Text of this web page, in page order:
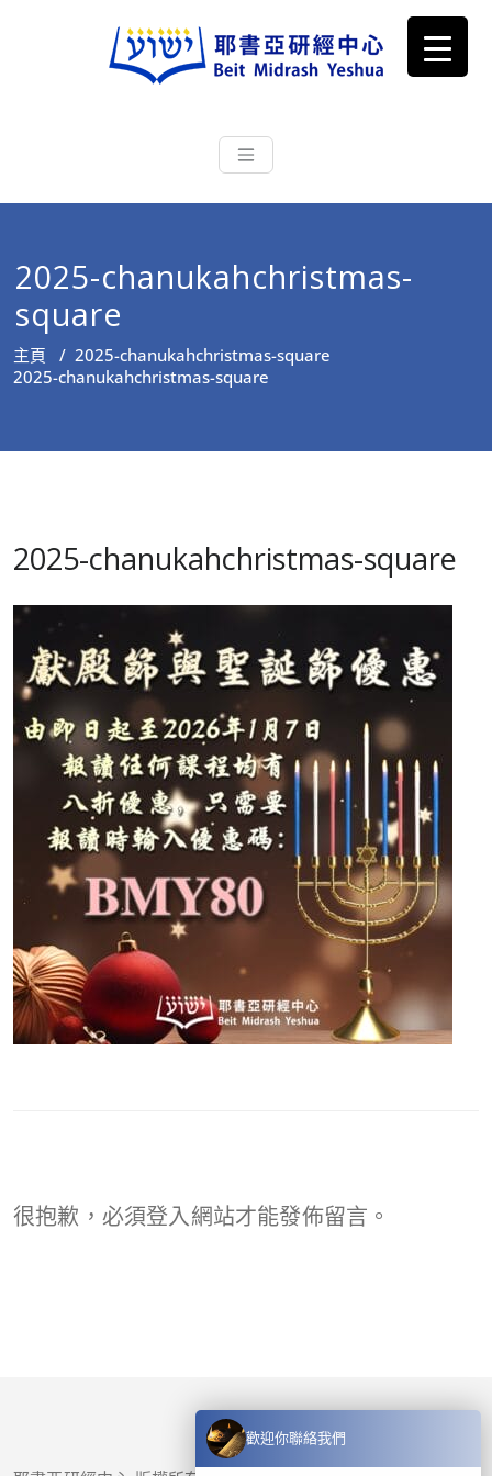
耶書亞研經中心
根源明白聖經，成為更好的門徒
2025-chanukahchristmas-
square
主頁 / 2025-chanukahchristmas-square
2025-chanukahchristmas-square
2025-chanukahchristmas-square
很抱歉，必須登入網站才能發佈留言。
歡迎你聯絡我們